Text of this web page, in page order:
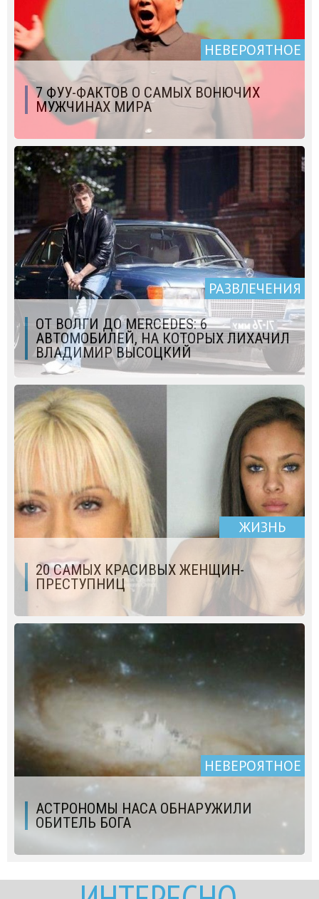
НЕВЕРОЯТНОЕ
7 ФУУ-ФАКТОВ О САМЫХ ВОНЮЧИХ
МУЖЧИНАХ МИРА
РАЗВЛЕЧЕНИЯ
ОТ ВОЛГИ ДО MERCEDES: 6
АВТОМОБИЛЕЙ, НА КОТОРЫХ ЛИХАЧИЛ
ВЛАДИМИР ВЫСОЦКИЙ
ЖИЗНЬ
20 САМЫХ КРАСИВЫХ ЖЕНЩИН-
ПРЕСТУПНИЦ
НЕВЕРОЯТНОЕ
АСТРОНОМЫ НАСА ОБНАРУЖИЛИ
ОБИТЕЛЬ БОГА